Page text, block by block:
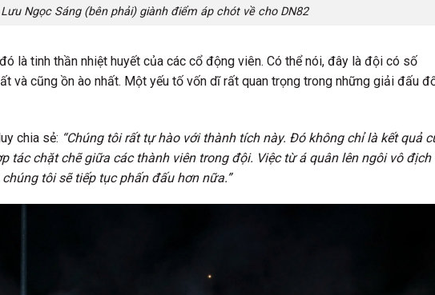
Ngọc Sáng (bên phải) giành điểm áp chót về cho DN82
là tinh thần nhiệt huyết của các cổ động viên. Có thể nói, đây là đội có số
và cũng ồn ào nhất. Một yếu tố vốn dĩ rất quan trọng trong những giải đấu
chia sẻ: “Chúng tôi rất tự hào với thành tích này. Đó không chỉ là kết quả
tác chặt chẽ giữa các thành viên trong đội. Việc từ á quân lên ngôi vô địch
tôi sẽ tiếp tục phấn đấu hơn nữa.”